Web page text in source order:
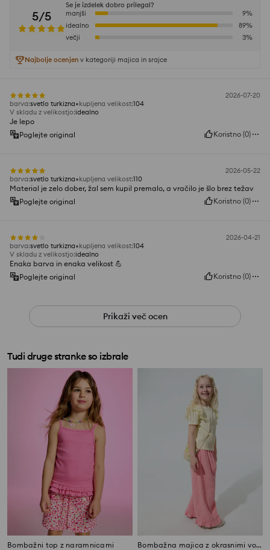
5/5
Se je izdelek dobro prilegal?
manjši
9%
idealno
89%
večji
3%
Najbolje ocenjen v kategoriji majica in srajce
2026-07-20
barva:svetlo turkizna kupljena velikost:104
V skladu z velikostjo:idealno
Je lepo
Poglejte original
Koristno (0)
2026-05-22
barva:svetlo turkizna kupljena velikost:110
Material je zelo dober, žal sem kupil premalo, a vračilo je šlo brez težav
Poglejte original
Koristno (0)
2026-04-21
barva:svetlo turkizna kupljena velikost:104
V skladu z velikostjo:idealno
Enaka barva in enaka velikost 💪
Poglejte original
Koristno (0)
Prikaži več ocen
Tudi druge stranke so izbrale
Bombažni top z naramnicami Bombažna majica z okrasnimi volančki